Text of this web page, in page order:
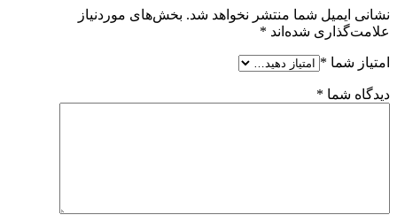
نشانی ایمیل شما منتشر نخواهد شد. بخش‌های موردنیاز
علامت‌گذاری شده‌اند *
امتیاز شما *
دیدگاه شما *